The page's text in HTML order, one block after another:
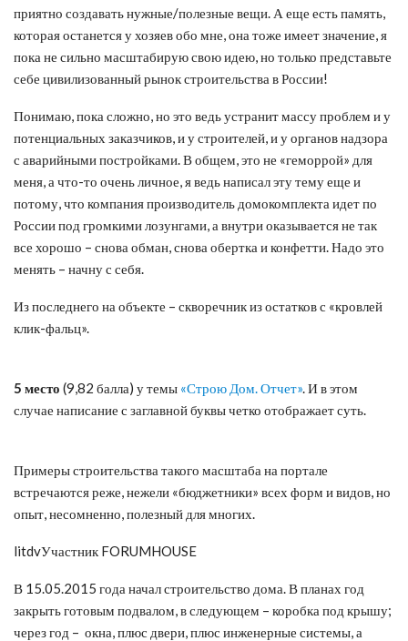
приятно создавать нужные/полезные вещи. А еще есть память,
которая останется у хозяев обо мне, она тоже имеет значение, я
пока не сильно масштабирую свою идею, но только представьте
себе цивилизованный рынок строительства в России!
Понимаю, пока сложно, но это ведь устранит массу проблем и у
потенциальных заказчиков, и у строителей, и у органов надзора
с аварийными постройками. В общем, это не «геморрой» для
меня, а что-то очень личное, я ведь написал эту тему еще и
потому, что компания производитель домокомплекта идет по
России под громкими лозунгами, а внутри оказывается не так
все хорошо – снова обман, снова обертка и конфетти. Надо это
менять – начну с себя.
Из последнего на объекте – скворечник из остатков с «кровлей
клик-фальц».
5 место (9,82 балла) у темы «Строю Дом. Отчет». И в этом
случае написание с заглавной буквы четко отображает суть.
Примеры строительства такого масштаба на портале
встречаются реже, нежели «бюджетники» всех форм и видов, но
опыт, несомненно, полезный для многих.
litdvУчастник FORUMHOUSE
В 15.05.2015 года начал строительство дома. В планах год
закрыть готовым подвалом, в следующем – коробка под крышу;
через год – окна, плюс двери, плюс инженерные системы, а